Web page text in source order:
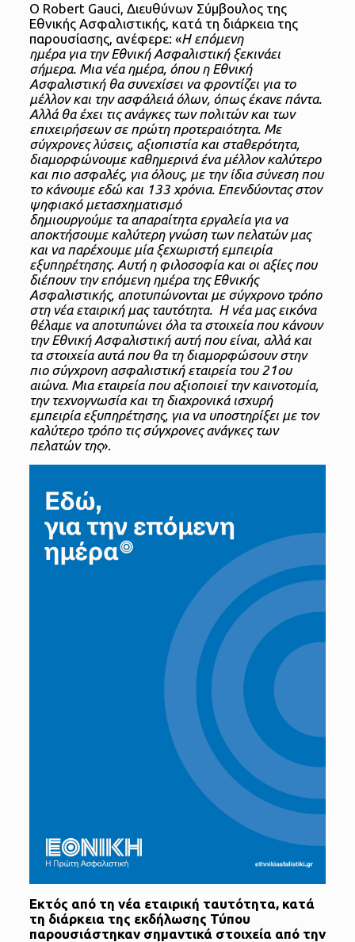
Ο Robert Gauci, Διευθύνων Σύμβουλος της
Εθνικής Ασφαλιστικής, κατά τη διάρκεια της
παρουσίασης, ανέφερε: «Η επόμενη
ημέρα για την Εθνική Ασφαλιστική ξεκινάει
σήμερα. Μια νέα ημέρα, όπου η Εθνική
Ασφαλιστική θα συνεχίσει να φροντίζει για το
μέλλον και την ασφάλειά όλων, όπως έκανε πάντα.
Αλλά θα έχει τις ανάγκες των πολιτών και των
επιχειρήσεων σε πρώτη προτεραιότητα. Με
σύγχρονες λύσεις, αξιοπιστία και σταθερότητα,
διαμορφώνουμε καθημερινά ένα μέλλον καλύτερο
και πιο ασφαλές, για όλους, με την ίδια σύνεση που
το κάνουμε εδώ και 133 χρόνια. Επενδύοντας στον
ψηφιακό μετασχηματισμό
δημιουργούμε τα απαραίτητα εργαλεία για να
αποκτήσουμε καλύτερη γνώση των πελατών μας
και να παρέχουμε μία ξεχωριστή εμπειρία
εξυπηρέτησης. Αυτή η φιλοσοφία και οι αξίες που
διέπουν την επόμενη ημέρα της Εθνικής
Ασφαλιστικής, αποτυπώνονται με σύγχρονο τρόπο
στη νέα εταιρική μας ταυτότητα. Η νέα μας εικόνα
θέλαμε να αποτυπώνει όλα τα στοιχεία που κάνουν
την Εθνική Ασφαλιστική αυτή που είναι, αλλά και
τα στοιχεία αυτά που θα τη διαμορφώσουν στην
πιο σύγχρονη ασφαλιστική εταιρεία του 21ου
αιώνα. Μια εταιρεία που αξιοποιεί την καινοτομία,
την τεχνογνωσία και τη διαχρονικά ισχυρή
εμπειρία εξυπηρέτησης, για να υποστηρίξει με τον
καλύτερο τρόπο τις σύγχρονες ανάγκες των
πελατών της».
Εκτός από τη νέα εταιρική ταυτότητα, κατά
τη διάρκεια της εκδήλωσης Τύπου
παρουσιάστηκαν σημαντικά στοιχεία από την